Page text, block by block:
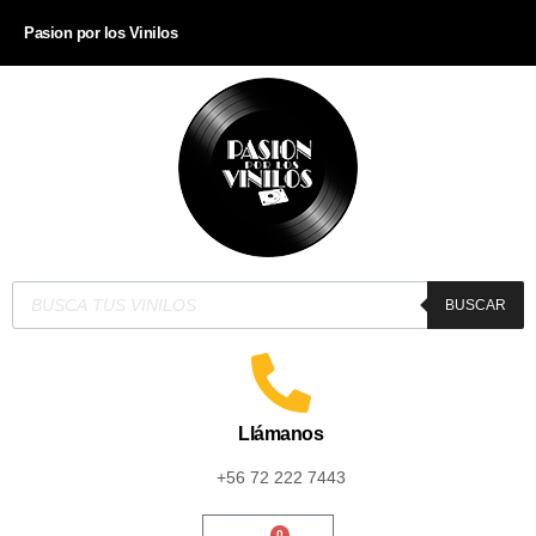
Pasion por los Vinilos
BUSCAR
Llámanos
+56 72 222 7443